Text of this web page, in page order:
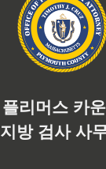
플리머스 카운
지방 검사 사